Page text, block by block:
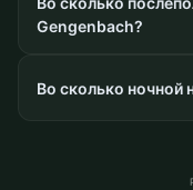
Gengenbach?
Во сколько ночной